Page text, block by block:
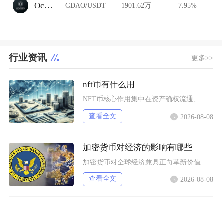
Ocnex GDAO/USDT 1901.62万 7.95%
行业资讯 更多>>
nft币有什么用
NFT币核心作用集中在资产确权流通、生态权益兑现、金融抵押套利、身份凭证认证四大方向，既是
查看全文 2026-08-08
加密货币对经济的影响有哪些
查看全文 2026-08-08